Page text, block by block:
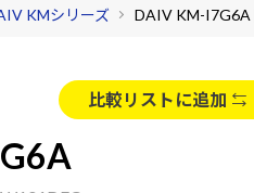
KMシリーズ DAIV KM-I7G6A
比較リストに追加